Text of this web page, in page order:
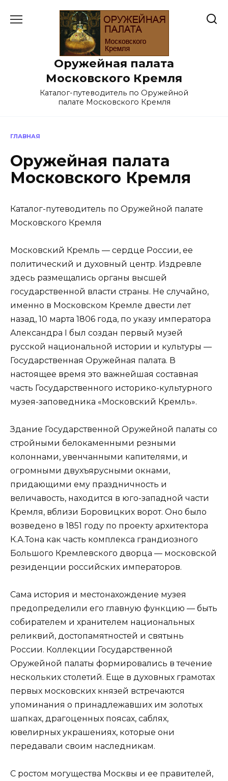
Оружейная палата
Московского Кремля
Каталог-путеводитель по Оружейной
палате Московского Кремля
ГЛАВНАЯ
Оружейная палата
Московского Кремля
Каталог-путеводитель по Оружейной палате
Московского Кремля
Московский Кремль — сердце России, ее
политический и духовный центр. Издревле
здесь размещались органы высшей
государственной власти страны. Не случайно,
именно в Московском Кремле двести лет
назад, 10 марта 1806 года, по указу императора
Александра I был создан первый музей
русской национальной истории и культуры —
Государственная Оружейная палата. В
настоящее время это важнейшая составная
часть Государственного историко-культурного
музея-заповедника «Московский Кремль».
Здание Государственной Оружейной палаты со
стройными белокаменными резными
колоннами, увенчанными капителями, и
огромными двухъярусными окнами,
придающими ему праздничность и
величавость, находится в юго-западной части
Кремля, вблизи Боровицких ворот. Оно было
возведено в 1851 году по проекту архитектора
К.А.Тона как часть комплекса грандиозного
Большого Кремлевского дворца — московской
резиденции российских императоров.
Сама история и местонахождение музея
предопределили его главную функцию — быть
собирателем и хранителем национальных
реликвий, достопамятностей и святынь
России. Коллекции Государственной
Оружейной палаты формировались в течение
нескольких столетий. Еще в духовных грамотах
первых московских князей встречаются
упоминания о принадлежавших им золотых
шапках, драгоценных поясах, саблях,
ювелирных украшениях, которые они
передавали своим наследникам.
С ростом могущества Москвы и ее правителей,